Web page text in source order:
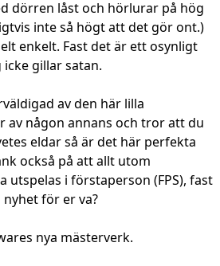
dörren låst och hörlurar på hög
inte så högt att det gör ont.)
enkelt. Fast det är ett osynligt
gillar satan.
av den här lilla
av någon annans och tror att du
eldar så är det här perfekta
också på att allt utom
utspelas i förstaperson (FPS), fast
för er va?
nya mästerverk.